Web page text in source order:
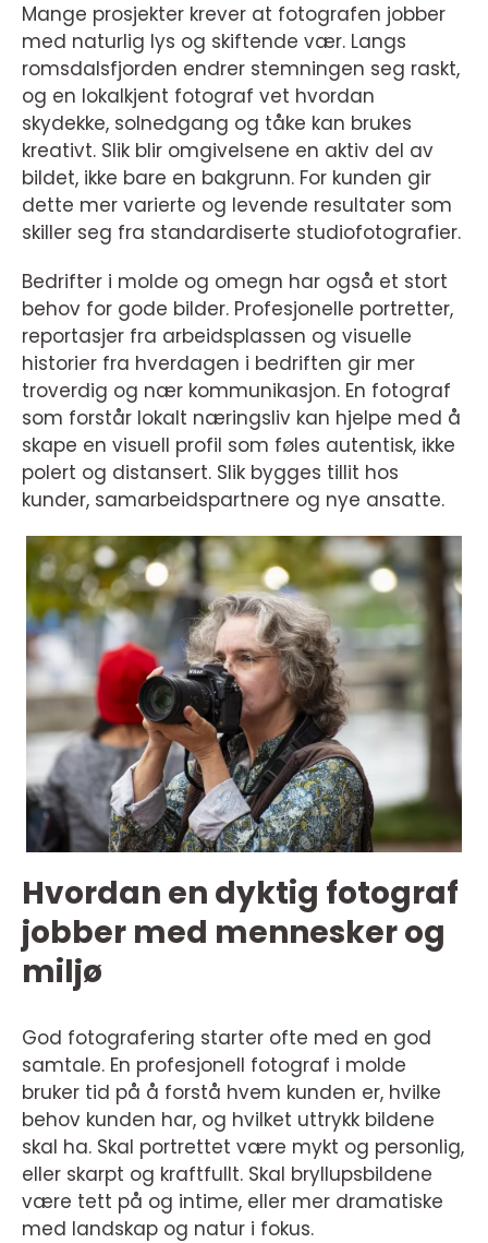
Mange prosjekter krever at fotografen jobber
med naturlig lys og skiftende vær. Langs
romsdalsfjorden endrer stemningen seg raskt,
og en lokalkjent fotograf vet hvordan
skydekke, solnedgang og tåke kan brukes
kreativt. Slik blir omgivelsene en aktiv del av
bildet, ikke bare en bakgrunn. For kunden gir
dette mer varierte og levende resultater som
skiller seg fra standardiserte studiofotografier.
Bedrifter i molde og omegn har også et stort
behov for gode bilder. Profesjonelle portretter,
reportasjer fra arbeidsplassen og visuelle
historier fra hverdagen i bedriften gir mer
troverdig og nær kommunikasjon. En fotograf
som forstår lokalt næringsliv kan hjelpe med å
skape en visuell profil som føles autentisk, ikke
polert og distansert. Slik bygges tillit hos
kunder, samarbeidspartnere og nye ansatte.
Hvordan en dyktig fotograf
jobber med mennesker og
miljø
God fotografering starter ofte med en god
samtale. En profesjonell fotograf i molde
bruker tid på å forstå hvem kunden er, hvilke
behov kunden har, og hvilket uttrykk bildene
skal ha. Skal portrettet være mykt og personlig,
eller skarpt og kraftfullt. Skal bryllupsbildene
være tett på og intime, eller mer dramatiske
med landskap og natur i fokus.